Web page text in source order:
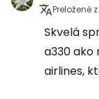
Preložené
Skvelá
a330 ako
airlines,